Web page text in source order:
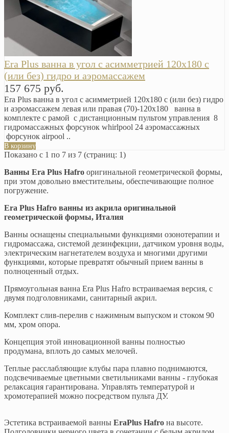
Era Plus ванна в угол с асимметрией 120х180 с
(или без) гидро и аэромассажем
157 675 руб.
Era Plus ванна в угол с асимметрией 120х180 с (или без) гидро
и аэромассажем левая или правая (70)-120х180 ванна в
комплекте с рамой с дистанционным пультом управления 8
гидромассажных форсунок whirlpool 24 аэромассажных
форсунок airpool ..
В корзину
Показано с 1 по 7 из 7 (страниц: 1)
Ванны Era Plus Hafro оригинальной геометрической формы,
при этом довольно вместительны, обеспечивающие полное
погружение.
Era Plus Hafro ванны из акрила оригинальной
геометрической формы, Италия
Ванны оснащены специальными функциями озонотерапии и
гидромассажа, системой дезинфекции, датчиком уровня воды,
электрическим нагнетателем воздуха и многими другими
функциями, которые превратят обычный прием ванны в
полноценный отдых.
Прямоугольная ванна Era Plus Hafro встраиваемая версия, с
двумя подголовниками, санитарный акрил.
Комплект слив-перелив с нажимным выпуском и стоком 90
мм, хром опора.
Концепция этой инновационной ванны полностью
продумана, вплоть до самых мелочей.
Теплые расслабляющие клубы пара плавно поднимаются,
подсвечиваемые цветными светильниками ванны - глубокая
релаксация гарантирована. Управлять температурой и
хромотерапией можно посредством пульта ДУ.
Эстетика встраиваемой ванны EraPlus Hafro на высоте.